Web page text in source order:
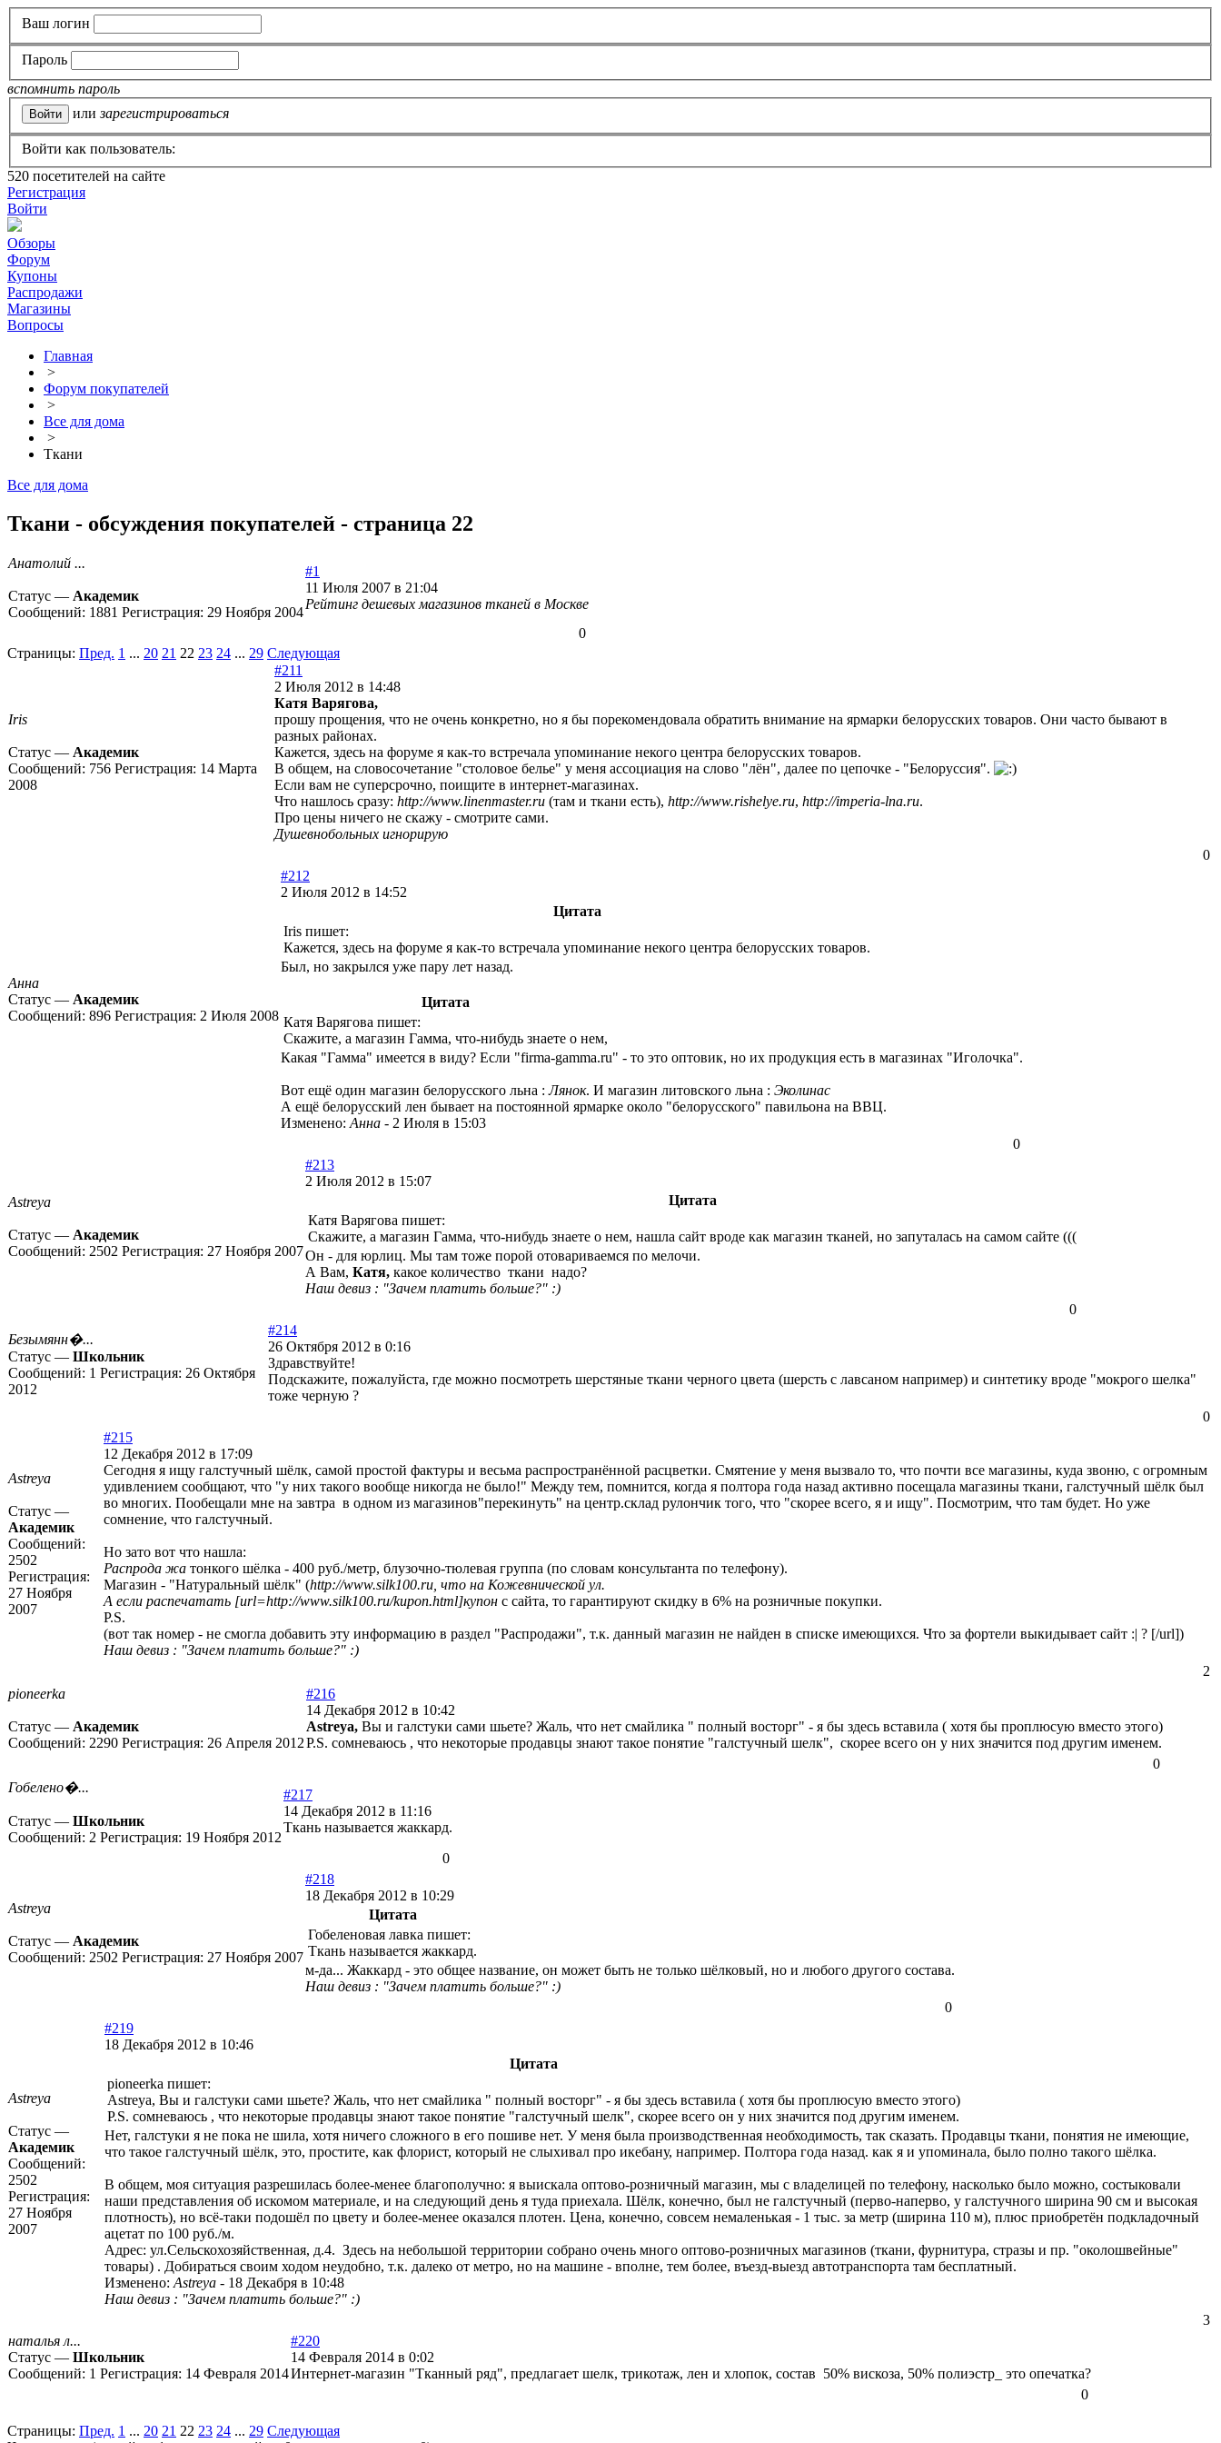
Ваш логин
Пароль
вспомнить пароль
или зарегистрироваться
Войти как пользователь:
520 посетителей на сайте
Регистрация
Войти
Обзоры
Форум
Купоны
Распродажи
Магазины
Вопросы
Главная
>
Форум покупателей
>
Все для дома
>
Ткани
Все для дома
Ткани - обсуждения покупателей - страница 22
Анатолий ...
Статус — Академик
Сообщений: 1881 Регистрация: 29 Ноября 2004
#1
11 Июля 2007 в 21:04
Рейтинг дешевых магазинов тканей в Москве
0
Страницы: Пред. 1 ... 20 21 22 23 24 ... 29 Следующая
Iris
Статус — Академик
Сообщений: 756 Регистрация: 14 Марта
2008
#211
2 Июля 2012 в 14:48
Катя Варягова,
прошу прощения, что не очень конкретно, но я бы порекомендовала обратить внимание на ярмарки белорусских товаров. Они часто бывают в
разных районах.
Кажется, здесь на форуме я как-то встречала упоминание некого центра белорусских товаров.
В общем, на словосочетание "столовое белье" у меня ассоциация на слово "лён", далее по цепочке - "Белоруссия".
Если вам не суперсрочно, поищите в интернет-магазинах.
Что нашлось сразу: http://www.linenmaster.ru (там и ткани есть), http://www.rishelye.ru, http://imperia-lna.ru.
Про цены ничего не скажу - смотрите сами.
Душевнобольных игнорирую
0
Анна
Статус — Академик
Сообщений: 896 Регистрация: 2 Июля 2008
#212
2 Июля 2012 в 14:52
Цитата
Iris пишет:
Кажется, здесь на форуме я как-то встречала упоминание некого центра белорусских товаров.
Был, но закрылся уже пару лет назад.
Цитата
Катя Варягова пишет:
Скажите, а магазин Гамма, что-нибудь знаете о нем,
Какая "Гамма" имеется в виду? Если "firma-gamma.ru" - то это оптовик, но их продукция есть в магазинах "Иголочка".
Вот ещё один магазин белорусского льна :Лянок. И магазин литовского льна : Эколинас
А ещё белорусский лен бывает на постоянной ярмарке около "белорусского" павильона на ВВЦ.
Изменено: Анна - 2 Июля в 15:03
0
Astreya
Статус — Академик
Сообщений: 2502 Регистрация: 27 Ноября 2007
#213
2 Июля 2012 в 15:07
Цитата
Катя Варягова пишет:
Скажите, а магазин Гамма, что-нибудь знаете о нем, нашла сайт вроде как магазин тканей, но запуталась на самом сайте (((
Он - для юрлиц. Мы там тоже порой отовариваемся по мелочи.
А Вам, Катя, какое количество ткани надо?
Наш девиз : "Зачем платить больше?" :)
0
Безымянн�...
Статус — Школьник
Сообщений: 1 Регистрация: 26 Октября
2012
#214
26 Октября 2012 в 0:16
Здравствуйте!
Подскажите, пожалуйста, где можно посмотреть шерстяные ткани черного цвета (шерсть с лавсаном например) и синтетику вроде "мокрого шелка"
тоже черную ?
0
Astreya
Статус —
Академик
Сообщений:
2502
Регистрация:
27 Ноября
2007
#215
12 Декабря 2012 в 17:09
Сегодня я ищу галстучный шёлк, самой простой фактуры и весьма распространённой расцветки. Смятение у меня вызвало то, что почти все магазины, куда звоню, с огромным
удивлением сообщают, что "у них такого вообще никогда не было!" Между тем, помнится, когда я полтора года назад активно посещала магазины ткани, галстучный шёлк был
во многих. Пообещали мне на завтра в одном из магазинов"перекинуть" на центр.склад рулончик того, что "скорее всего, я и ищу". Посмотрим, что там будет. Но уже
сомнение, что галстучный.
Но зато вот что нашла:
Распрода жа тонкого шёлка - 400 руб./метр, блузочно-тюлевая группа (по словам консультанта по телефону).
Магазин - "Натуральный шёлк" (http://www.silk100.ru, что на Кожевнической ул.
А если распечатать [url=http://www.silk100.ru/kupon.html]купон с сайта, то гарантируют скидку в 6% на розничные покупки.
P.S.
(вот так номер - не смогла добавить эту информацию в раздел "Распродажи", т.к. данный магазин не найден в списке имеющихся. Что за фортели выкидывает сайт :| ? [/url])
Наш девиз : "Зачем платить больше?" :)
2
pioneerka
Статус — Академик
Сообщений: 2290 Регистрация: 26 Апреля 2012
#216
14 Декабря 2012 в 10:42
Astreya, Вы и галстуки сами шьете? Жаль, что нет смайлика " полный восторг" - я бы здесь вставила ( хотя бы проплюсую вместо этого)
P.S. сомневаюсь , что некоторые продавцы знают такое понятие "галстучный шелк", скорее всего он у них значится под другим именем.
0
Гобелено�...
Статус — Школьник
Сообщений: 2 Регистрация: 19 Ноября 2012
#217
14 Декабря 2012 в 11:16
Ткань называется жаккард.
0
Astreya
Статус — Академик
Сообщений: 2502 Регистрация: 27 Ноября 2007
#218
18 Декабря 2012 в 10:29
Цитата
Гобеленовая лавка пишет:
Ткань называется жаккард.
м-да... Жаккард - это общее название, он может быть не только шёлковый, но и любого другого состава.
Наш девиз : "Зачем платить больше?" :)
0
Astreya
Статус —
Академик
Сообщений:
2502
Регистрация:
27 Ноября
2007
#219
18 Декабря 2012 в 10:46
Цитата
pioneerka пишет:
Astreya, Вы и галстуки сами шьете? Жаль, что нет смайлика " полный восторг" - я бы здесь вставила ( хотя бы проплюсую вместо этого)
P.S. сомневаюсь , что некоторые продавцы знают такое понятие "галстучный шелк", скорее всего он у них значится под другим именем.
Нет, галстуки я не пока не шила, хотя ничего сложного в его пошиве нет. У меня была производственная необходимость, так сказать. Продавцы ткани, понятия не имеющие,
что такое галстучный шёлк, это, простите, как флорист, который не слыхивал про икебану, например. Полтора года назад. как я и упоминала, было полно такого шёлка.
В общем, моя ситуация разрешилась более-менее благополучно: я выискала оптово-розничный магазин, мы с владелицей по телефону, насколько было можно, состыковали
наши представления об искомом материале, и на следующий день я туда приехала. Шёлк, конечно, был не галстучный (перво-наперво, у галстучного ширина 90 см и высокая
плотность), но всё-таки подошёл по цвету и более-менее оказался плотен. Цена, конечно, совсем немаленькая - 1 тыс. за метр (ширина 110 м), плюс приобретён подкладочный
ацетат по 100 руб./м.
Адрес: ул.Сельскохозяйственная, д.4. Здесь на небольшой территории собрано очень много оптово-розничных магазинов (ткани, фурнитура, стразы и пр. "околошвейные"
товары) . Добираться своим ходом неудобно, т.к. далеко от метро, но на машине - вполне, тем более, въезд-выезд автотранспорта там бесплатный.
Изменено: Astreya - 18 Декабря в 10:48
Наш девиз : "Зачем платить больше?" :)
3
наталья л...
Статус — Школьник
Сообщений: 1 Регистрация: 14 Февраля 2014
#220
14 Февраля 2014 в 0:02
Интернет-магазин "Тканный ряд", предлагает шелк, трикотаж, лен и хлопок, состав 50% вискоза, 50% полиэстр_ это опечатка?
0
Страницы: Пред. 1 ... 20 21 22 23 24 ... 29 Следующая